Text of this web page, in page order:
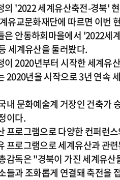
의 '2022 세계유산축전-경북'
유교문화재단에 따르면 이번
은 안동하회마을에서 '2022세
세계유산을 둘러봤다.
이 2020년부터 시작한 세계유
2020년을 시작으로 3년 연속
내 문화예술계 거장인 건축가
이다.
프로그램으로 다양한 컨퍼런
프로그램으로 세계유산과 관
감독은 "경북이 가진 세계유
들과 조화롭게 연결돼 축전을